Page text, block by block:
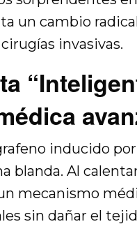
un cambio
invasivas.
inducido
blanda. Al
mecanismo
sin dañar el